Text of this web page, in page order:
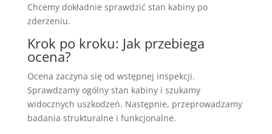
Chcemy dokładnie sprawdzić stan kabiny po
zderzeniu.
Krok po kroku: Jak przebiega
ocena?
Ocena zaczyna się od wstępnej inspekcji.
Sprawdzamy ogólny stan kabiny i szukamy
widocznych uszkodzeń. Następnie, przeprowadzamy
badania strukturalne i funkcjonalne.